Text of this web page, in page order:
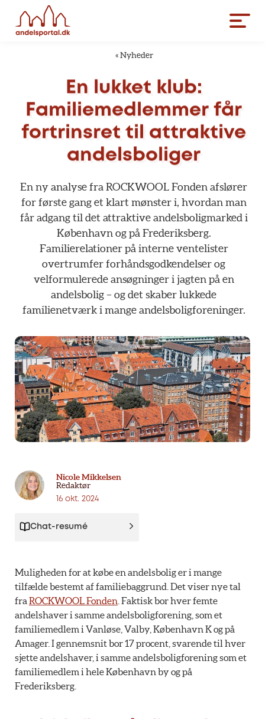
« Nyheder
En lukket klub:
Familiemedlemmer får
fortrinsret til attraktive
andelsboliger
En ny analyse fra ROCKWOOL Fonden afslører
for første gang et klart mønster i, hvordan man
får adgang til det attraktive andelsboligmarked i
København og på Frederiksberg.
Familierelationer på interne ventelister
overtrumfer forhåndsgodkendelser og
velformulerede ansøgninger i jagten på en
andelsbolig – og det skaber lukkede
familienetværk i mange andelsboligforeninger.
Nicole Mikkelsen
Redaktør
16 okt. 2024
Chat-resumé
Muligheden for at købe en andelsbolig er i mange
tilfælde bestemt af familiebaggrund. Det viser nye tal
fra ROCKWOOL Fonden . Faktisk bor hver femte
andelshaver i samme andelsboligforening, som et
familiemedlem i Vanløse, Valby, København K og på
Amager. I gennemsnit bor 17 procent, svarende til hver
sjette andelshaver, i samme andelsboligforening som et
familiemedlem i hele København by og på
Frederiksberg.